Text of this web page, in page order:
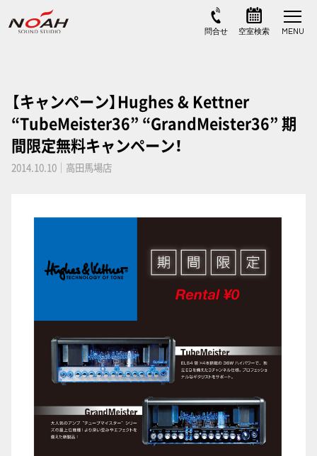
【キャンペーン】Hughes & Kettner
“TubeMeister36” “GrandMeister36” 期
間限定無料キャンペーン！
2014.10.10｜高田馬場店